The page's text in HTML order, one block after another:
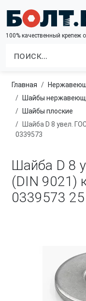
100% качественный крепеж
Главная
Шайбы
Шайбы плоские
Шайба D 8 увел. ГОСТ 6958 оц. (DIN 9021) код позиции
0339573
Шайба D 8
(DIN 9021)
0339573